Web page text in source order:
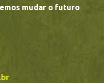
mudar o futuro